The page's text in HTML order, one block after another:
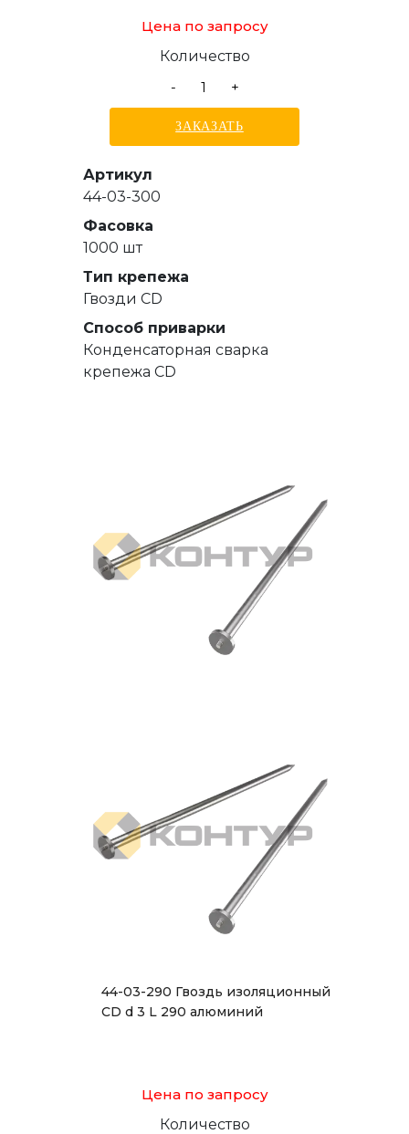
Цена по запросу
Количество
-
+
ЗАКАЗАТЬ
Артикул
44-03-300
Фасовка
1000 шт
Тип крепежа
Гвозди СD
Способ приварки
Конденсаторная сварка
крепежа CD
44-03-290 Гвоздь изоляционный
CD d 3 L 290 алюминий
Цена по запросу
Количество